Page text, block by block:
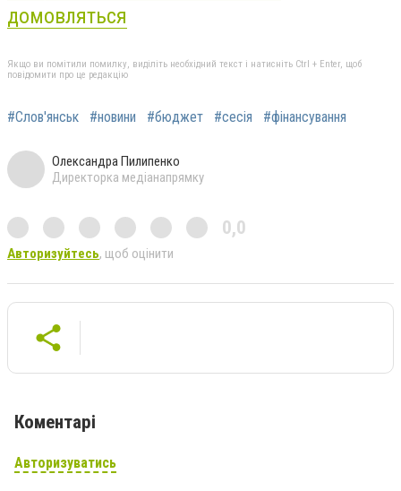
домовляться
Якщо ви помітили помилку, виділіть необхідний текст і натисніть Ctrl + Enter, щоб
повідомити про це редакцію
#Слов'янськ #новини #бюджет #сесія #фінансування
Олександра Пилипенко
Директорка медіанапрямку
0,0
Авторизуйтесь, щоб оцінити
Коментарі
Авторизуватись